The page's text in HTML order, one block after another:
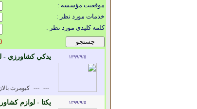
موقعیت مؤسسه :
خدمات مورد نظر :
کلمه کلیدی مورد نظر :
۱۳۹۹/۹/۵ يدکي کشاورزي -
---
--- کيومرث
۱۳۹۹/۹/۵ يکتا - لوازم